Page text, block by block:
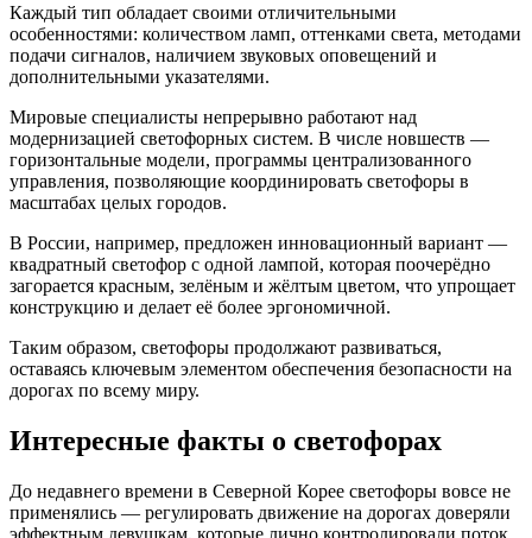
Каждый тип обладает своими отличительными
особенностями: количеством ламп, оттенками света, методами
подачи сигналов, наличием звуковых оповещений и
дополнительными указателями.
Мировые специалисты непрерывно работают над
модернизацией светофорных систем. В числе новшеств —
горизонтальные модели, программы централизованного
управления, позволяющие координировать светофоры в
масштабах целых городов.
В России, например, предложен инновационный вариант —
квадратный светофор с одной лампой, которая поочерёдно
загорается красным, зелёным и жёлтым цветом, что упрощает
конструкцию и делает её более эргономичной.
Таким образом, светофоры продолжают развиваться,
оставаясь ключевым элементом обеспечения безопасности на
дорогах по всему миру.
Интересные факты о светофорах
До недавнего времени в Северной Корее светофоры вовсе не
применялись — регулировать движение на дорогах доверяли
эффектным девушкам, которые лично контролировали поток